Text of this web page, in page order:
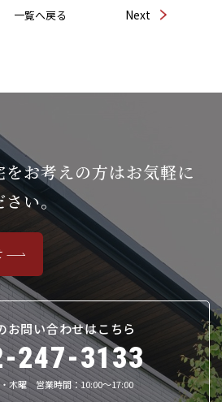
一覧へ戻る Next
お考えの方はお気軽に
い。
お問い合わせはこちら
247-3133
木曜 営業時間：10:00～17:00